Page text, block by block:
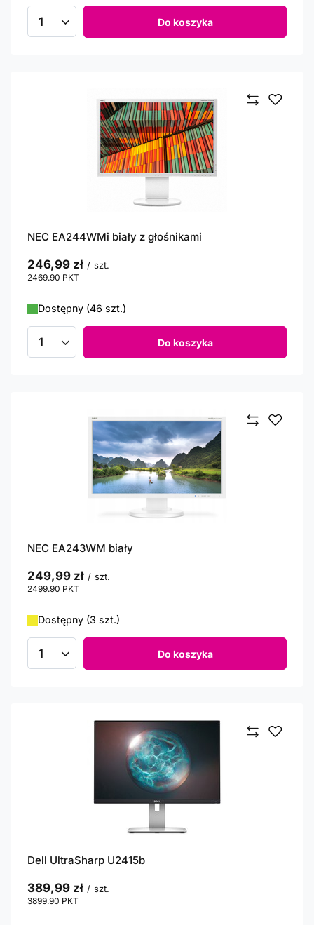
Ilość produktów Do koszyka
NEC EA244WMi biały z głośnikami
246,99 zł / szt.
2469.90 PKT
Dostępny (46 szt.)
Ilość produktów Do koszyka
NEC EA243WM biały
249,99 zł / szt.
2499.90 PKT
Dostępny (3 szt.)
Ilość produktów Do koszyka
Dell UltraSharp U2415b
389,99 zł / szt.
3899.90 PKT